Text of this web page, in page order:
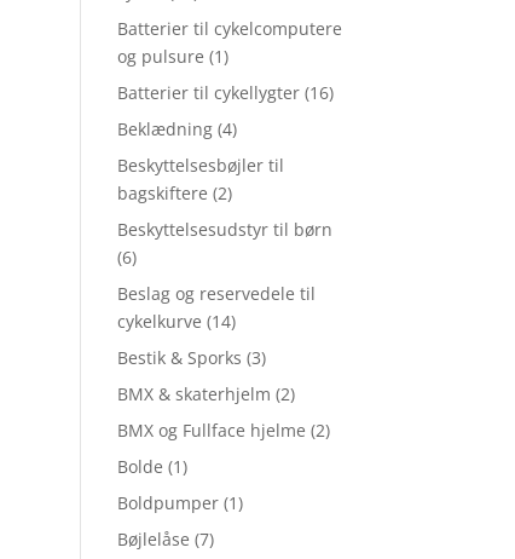
Batterier til cykelcomputere
og pulsure (1)
Batterier til cykellygter (16)
Beklædning (4)
Beskyttelsesbøjler til
bagskiftere (2)
Beskyttelsesudstyr til børn
(6)
Beslag og reservedele til
cykelkurve (14)
Bestik & Sporks (3)
BMX & skaterhjelm (2)
BMX og Fullface hjelme (2)
Bolde (1)
Boldpumper (1)
Bøjlelåse (7)